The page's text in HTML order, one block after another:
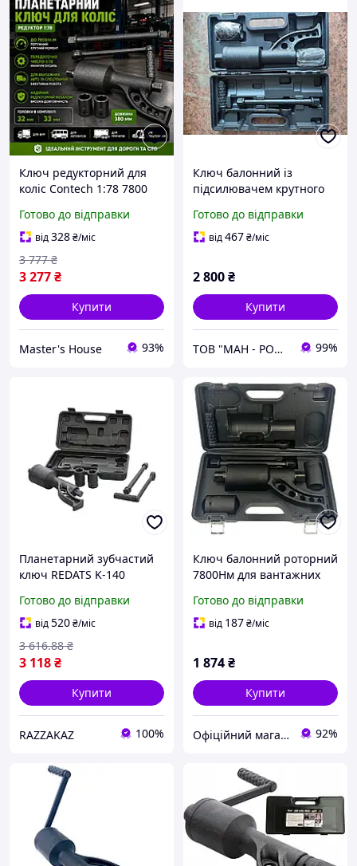
Ключ редукторний для
коліс Contech 1:78 7800
редукторний Підсилений
редукторний інструмент
Польща
Готово до відправки
від328₴/міс
3 277₴
3 777 ₴
Купити
Master's House 93%
Ключ балонний із
підсилювачем крутного
коліс ключ 32/33
Готово до відправки
від467₴/міс
2 800₴
Купити
ТОВ "МАН - РОМАН" 99%
Планетарний зубчастий
ключ REDATS K-140
для коліс вантажівок
спецтехніки
Готово до відправки
від520₴/міс
3 118₴
3 616.88 ₴
Купити
RAZZAKAZ 100%
Ключ балонний роторний
7800Нм для вантажних
Готово до відправки
від 187₴/міс
1 874₴
Купити
Офіційний магазин Kraft&Dele🛠 92%